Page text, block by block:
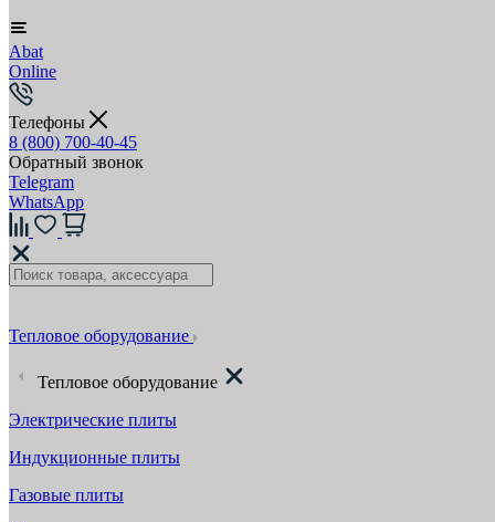
Abat
Online
Телефоны
8 (800) 700-40-45
Обратный звонок
Telegram
WhatsApp
Тепловое оборудование
Тепловое оборудование
Электрические плиты
Индукционные плиты
Газовые плиты